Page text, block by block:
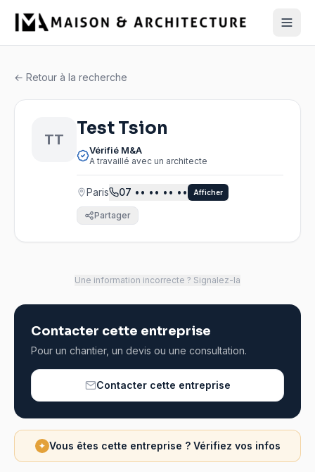
← Retour à la recherche
TT
Test Tsion
Vérifié M&A
A travaillé avec un architecte
Paris 07 •• •• •• •• Afficher
Partager
Une information incorrecte ? Signalez-la
Contacter cette entreprise
Pour un chantier, un devis ou une consultation.
Contacter cette entreprise
✦ Vous êtes cette entreprise ? Vérifiez vos infos